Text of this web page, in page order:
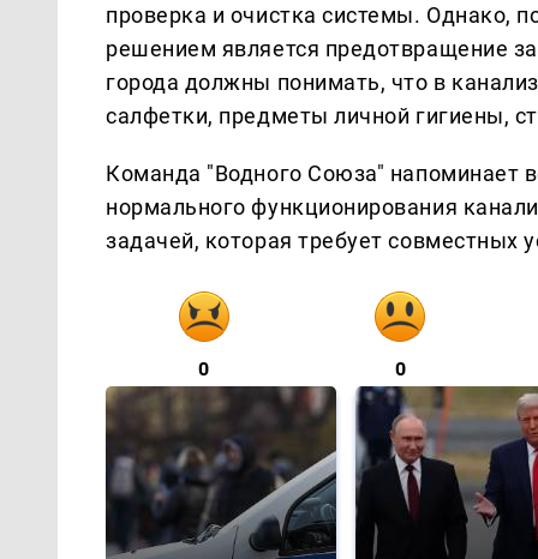
проверка и очистка системы. Однако,
решением является предотвращение
города должны понимать, что в
салфетки, предметы личной гигиены,
Команда "Водного Союза" напоминает
нормального функционирования
задачей, которая требует совместных
0 0